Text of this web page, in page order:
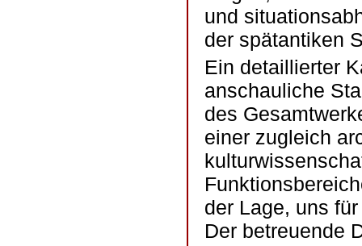
und
der spätantiken
Ein detaillierter
anschauliche
des
einer zugleich
der Lage, uns
Der betreuende